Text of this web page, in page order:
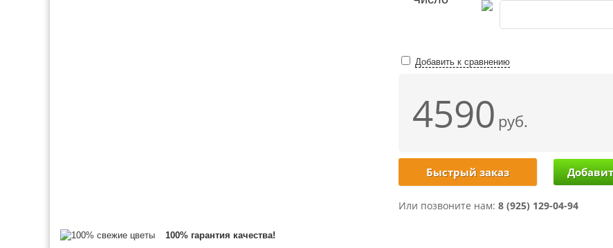
Добавить к сравнению
4590 руб.
Быстрый заказ
Или позвоните нам: 8 (925) 129-04-94
100% гарантия качества!